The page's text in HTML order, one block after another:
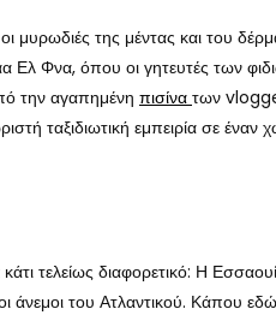
της μέντας και του
Ελ Φνα, όπου οι γητευτές των
την αγαπημένη πισίνα των
ταξιδιωτική εμπειρία σε
τελείως διαφορετικό: Η
άνεμοι του Ατλαντικού.